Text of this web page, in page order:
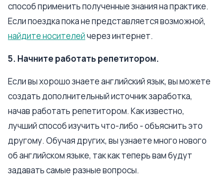
способ применить полученные знания на практике.
Если поездка пока не представляется возможной,
найдите носителейчерез интернет.
5. Начните работать репетитором.
Если вы хорошо знаете английский язык, вы можете
создать дополнительный источник заработка,
начав работать репетитором. Как известно,
лучший способ изучить что-либо - объяснить это
другому. Обучая других, вы узнаете много нового
об английском языке, так как теперь вам будут
задавать самые разные вопросы.